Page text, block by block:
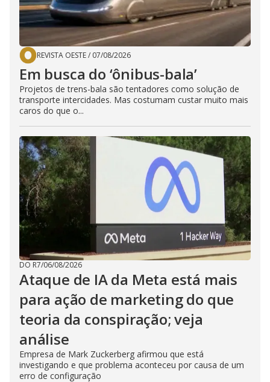
REVISTA OESTE/ 07/08/2026
Em busca do ‘ônibus-bala’
Projetos de trens-bala são tentadores como solução de
transporte intercidades. Mas costumam custar muito mais
caros do que o...
DO R7/06/08/2026
Ataque de IA da Meta está mais
para ação de marketing do que
teoria da conspiração; veja
análise
Empresa de Mark Zuckerberg afirmou que está
investigando e que problema aconteceu por causa de um
erro de configuração